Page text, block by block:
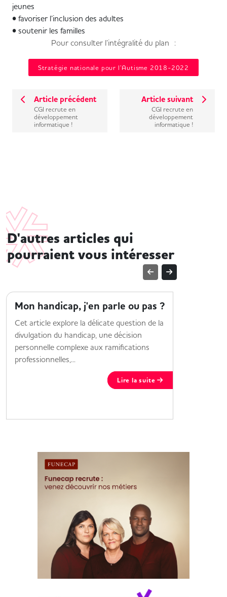
jeunes
• favoriser l’inclusion des adultes
• soutenir les familles
Pour consulter l’intégralité du plan :
Stratégie nationale pour l’Autisme 2018-2022
Article précédent
CGI recrute en
développement
informatique !
Article suivant
CGI recrute en
développement
informatique !
D'autres articles qui
pourraient vous intéresser
Mon handicap, j'en parle ou pas ?
Cet article explore la délicate question de la
divulgation du handicap, une décision
personnelle complexe aux ramifications
professionnelles,...
Lire la suite